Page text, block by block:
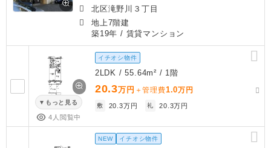
北区滝野川３丁目
地上7階建
築19年 / 賃貸マンション
もっと見る
4人閲覧中
イチオシ物件
2LDK / 55.64m² / 1階
20.3万円 ＋管理費1.0万円
敷 20.3万円 礼 20.3万円
NEW イチオシ物件